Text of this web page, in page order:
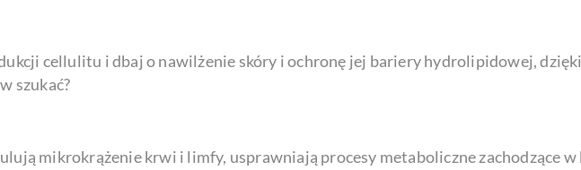
cellulitu i dbaj o nawilżenie skóry i ochronę jej bariery hydrolipidowej,
szukać?
mikrokrążenie krwi i limfy, usprawniają procesy metaboliczne zachodzące